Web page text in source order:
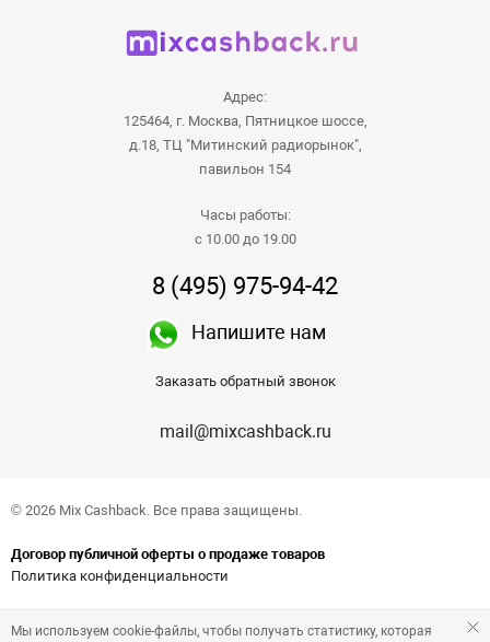
Адрес:
125464, г. Москва, Пятницкое шоссе,
д.18, ТЦ "Митинский радиорынок",
павильон 154
Часы работы:
с 10.00 до 19.00
8 (495) 975-94-42
Напишите нам
Заказать обратный звонок
mail@mixcashback.ru
© 2026 Mix Cashback. Все права защищены.
Договор публичной оферты о продаже товаров
Политика конфиденциальности
Мы используем cookie-файлы, чтобы получать статистику, которая